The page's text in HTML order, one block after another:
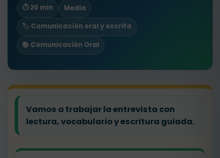
⏱ 20 min
Media
🏷️ Comunicación oral y escrita
📚 Comunicación Oral
Vamos a trabajar la entrevista con
lectura, vocabulario y escritura guiada.